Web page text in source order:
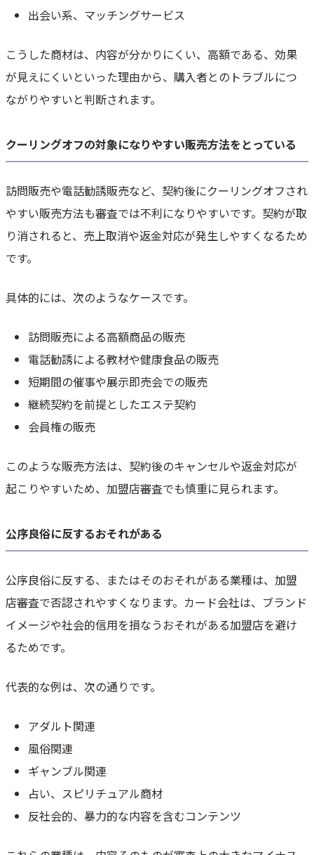
出会い系、マッチングサービス
こうした商材は、内容が分かりにくい、高額である、効果
が見えにくいといった理由から、購入者とのトラブルにつ
ながりやすいと判断されます。
クーリングオフの対象になりやすい販売方法をとっている
訪問販売や電話勧誘販売など、契約後にクーリングオフされ
やすい販売方法も審査では不利になりやすいです。契約が取
り消されると、売上取消や返金対応が発生しやすくなるため
です。
具体的には、次のようなケースです。
訪問販売による高額商品の販売
電話勧誘による教材や健康食品の販売
短期間の催事や展示即売会での販売
継続契約を前提としたエステ契約
会員権の販売
このような販売方法は、契約後のキャンセルや返金対応が
起こりやすいため、加盟店審査でも慎重に見られます。
公序良俗に反するおそれがある
公序良俗に反する、またはそのおそれがある業種は、加盟
店審査で否認されやすくなります。カード会社は、ブランド
イメージや社会的信用を損なうおそれがある加盟店を避け
るためです。
代表的な例は、次の通りです。
アダルト関連
風俗関連
ギャンブル関連
占い、スピリチュアル商材
反社会的、暴力的な内容を含むコンテンツ